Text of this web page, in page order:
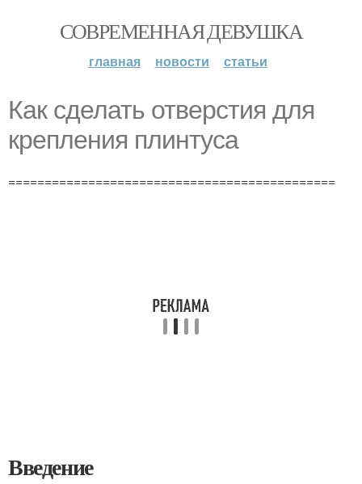
СОВРЕМЕННАЯ ДЕВУШКА
главная новости статьи
Как сделать отверстия для
крепления плинтуса
=============================================
Введение